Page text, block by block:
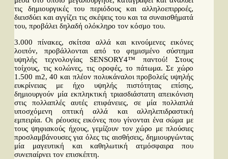
τις δημιουργικές του περιόδους και αλληλοεπιρροές,
διεισδύει και αγγίζει τις σκέψεις του και τα συναισθήματά
του, προβάλει δηλαδή ολόκληρο τον κόσμο του.
3.000 πίνακες, σκίτσα αλλά και κινούμενες εικόνες
λοιπόν, προβάλλονται από το φημισμένο σύστημα
υψηλής τεχνολογίας SENSORY4™ παντού! Στους
τοίχους, τις κολώνες, τις οροφές, το πάτωμα. Σε χώρο
1.500 m2, 40 και πλέον πολυκάναλοι προβολείς υψηλής
ευκρίνειας με ήχο υψηλής πιστότητας επίσης,
δημιουργούν μία εκπληκτική τριασδιάστατη απεικόνιση
στις πολλαπλές αυτές επιφάνειες, σε μία πολλαπλά
υποσχόμενη οπτική αλλά και αλληλεπιδραστική
εμπειρία. Οι ρέουσες εικόνες που γίνονται ένα σώμα με
τους ψηφιακούς ήχους, γεμίζουν τον χώρο με πλούσιες
προσλαμβάνουσες για όλες τις αισθήσεις, δημιουργώντας
μία μαγευτική και καθηλωτική ατμόσφαιρα που
συνεπαίρνει τον επισκέπτη.